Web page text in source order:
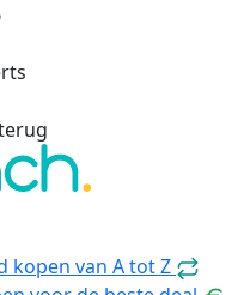
kopen van A tot Z